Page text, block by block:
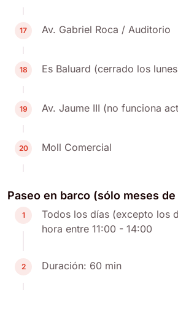
17 Av. Gabriel Roca / Auditorio
18 Es Baluard (cerrado los
19 Av. Jaume III (no funciona
20 Moll Comercial
Paseo en barco (sólo meses
1
Todos los días (excepto los
hora entre 11:00 - 14:00
2 Duración: 60 min